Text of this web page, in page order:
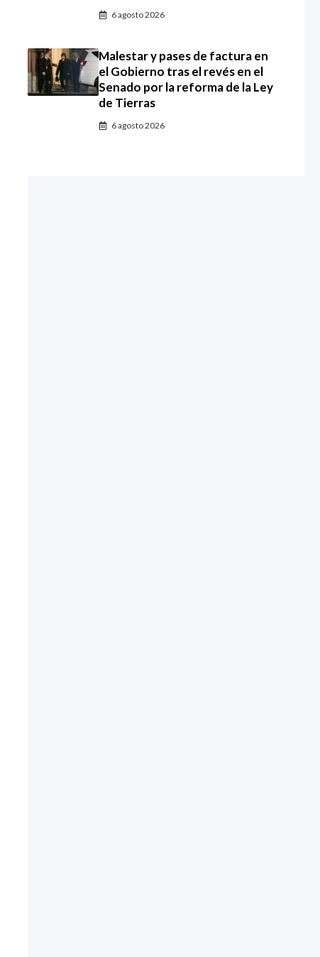
6 agosto 2026
Malestar y pases de factura en
el Gobierno tras el revés en el
Senado por la reforma de la Ley
de Tierras
6 agosto 2026